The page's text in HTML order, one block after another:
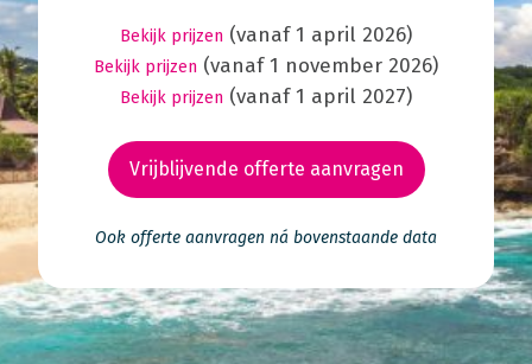
Bekijk prijzen (vanaf 1 april 2026)
Bekijk prijzen (vanaf 1 november 2026)
Bekijk prijzen (vanaf 1 april 2027)
Vrijblijvende offerte aanvragen
Ook offerte aanvragen ná bovenstaande data